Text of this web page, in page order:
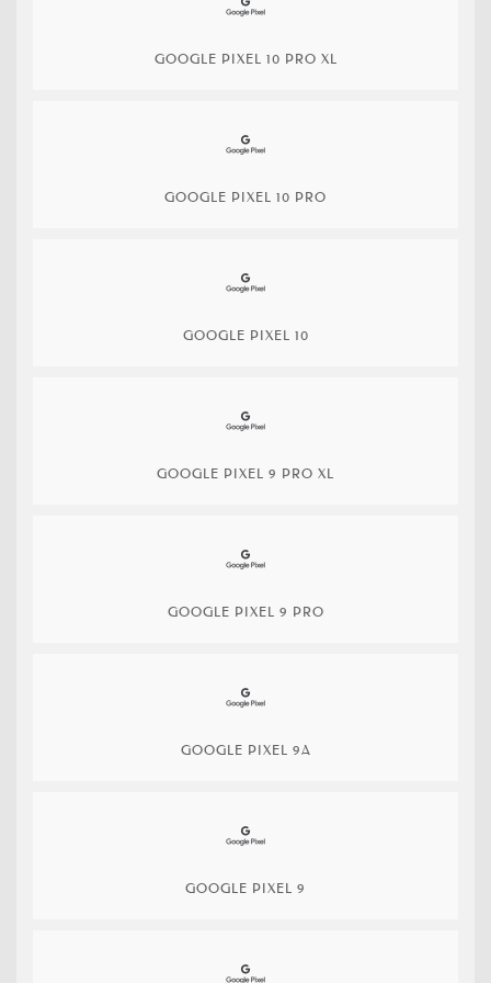
GOOGLE PIXEL 10 PRO XL
GOOGLE PIXEL 10 PRO
GOOGLE PIXEL 10
GOOGLE PIXEL 9 PRO XL
GOOGLE PIXEL 9 PRO
GOOGLE PIXEL 9A
GOOGLE PIXEL 9